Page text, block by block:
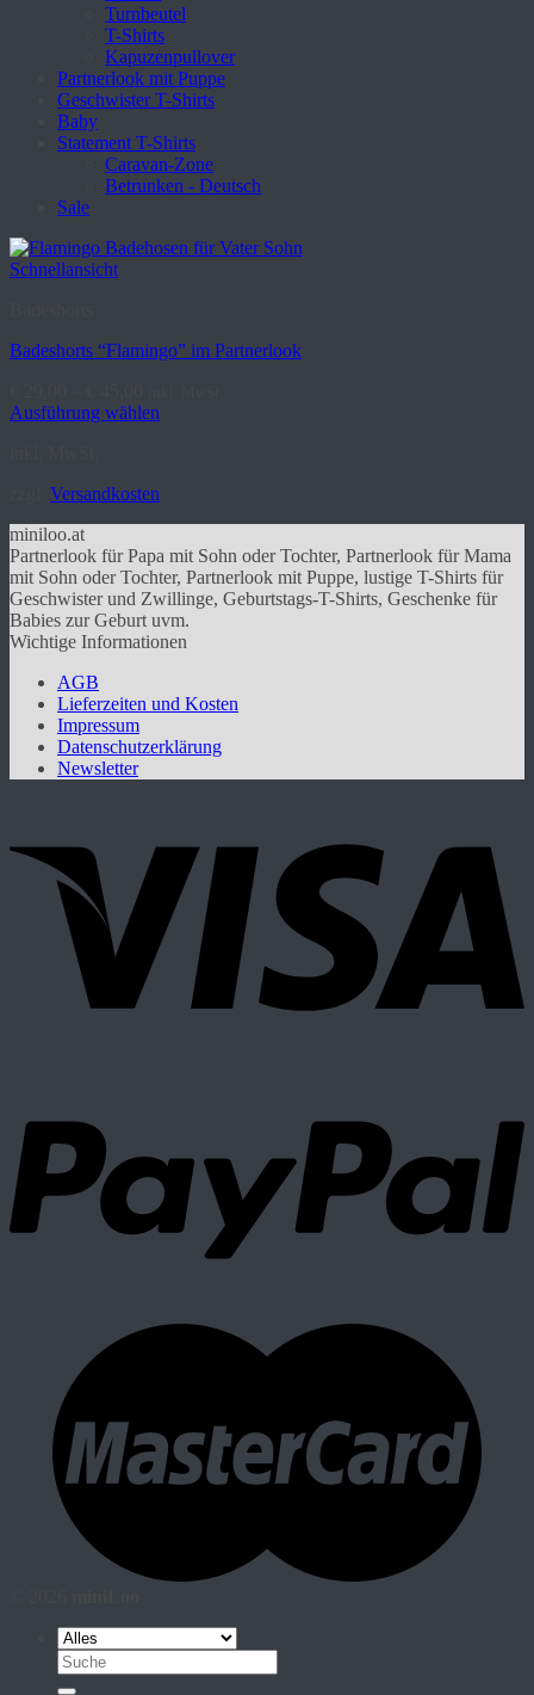
Turnbeutel
T-Shirts
Kapuzenpullover
Partnerlook mit Puppe
Geschwister T-Shirts
Baby
Statement T-Shirts
Caravan-Zone
Betrunken - Deutsch
Sale
Schnellansicht
Badeshorts “Flamingo” im Partnerlook
Ausführung wählen
mehrere
auf.
Die
Optionen
können
auf
der
gewählt
werden
Versandkosten
miniloo.at
Partnerlook für Papa mit Sohn oder Tochter, Partnerlook für Mama
mit Sohn oder Tochter, Partnerlook mit Puppe, lustige T-Shirts für
Geschwister und Zwillinge, Geburtstags-T-Shirts, Geschenke für
Babies zur Geburt uvm.
Wichtige Informationen
AGB
Lieferzeiten und Kosten
Impressum
Datenschutzerklärung
Newsletter
Suche
nach: